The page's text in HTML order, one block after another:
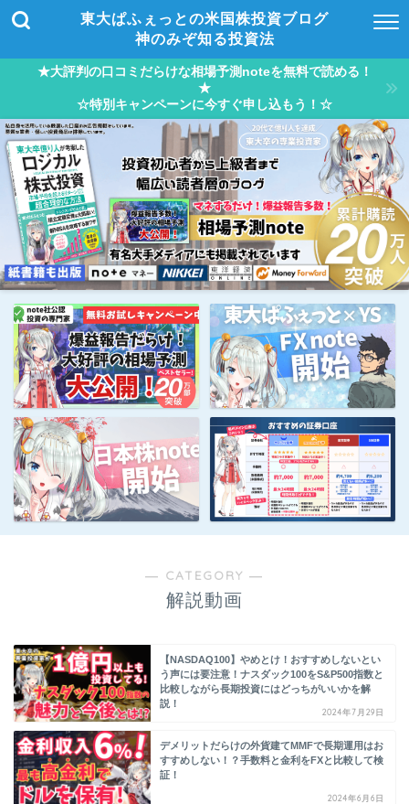
東大ぱふぇっとの米国株投資ブログ
神のみぞ知る投資法
★大評判の口コミだらけな相場予測noteを無料で読める！
★
☆特別キャンペーンに今すぐ申し込もう！☆
― CATEGORY ―
解説動画
【NASDAQ100】やめとけ！おすすめしないとい
う声には要注意！ナスダック100をS&P500指数と
比較しながら長期投資にはどっちがいいかを解
説！
2024年7月29日
デメリットだらけの外貨建てMMFで長期運用はお
すすめしない！？手数料と金利をFXと比較して検
証！
2024年6月6日